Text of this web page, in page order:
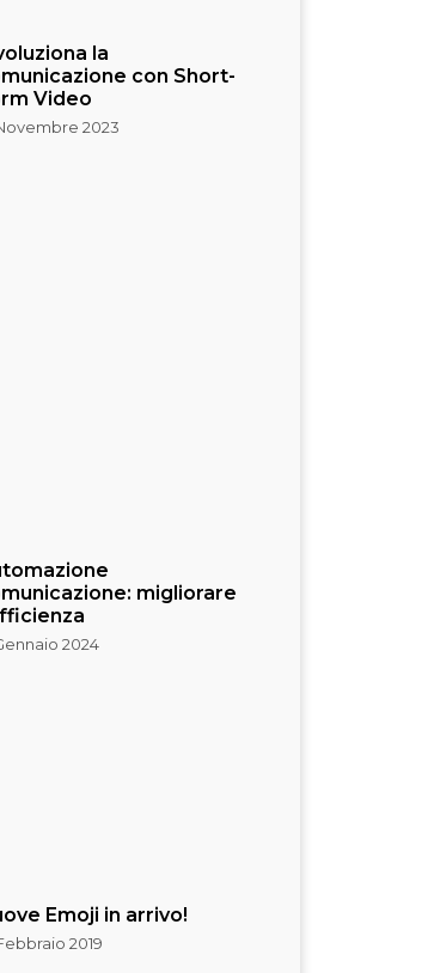
la
con Short-
Video
2023
migliorare
2024
Emoji in arrivo!
2019